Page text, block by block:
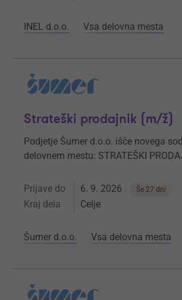
INEL d.o.o. Vsa delovna mesta
Strateški prodajnik (m/ž)
Podjetje Šumer d.o.o. išče novega
delovnem mestu: STRATEŠKI
Prijave do 6. 9. 2026 Še 27 dni
Kraj dela Celje
Šumer d.o.o. Vsa delovna mesta